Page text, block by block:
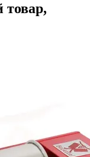
товар,